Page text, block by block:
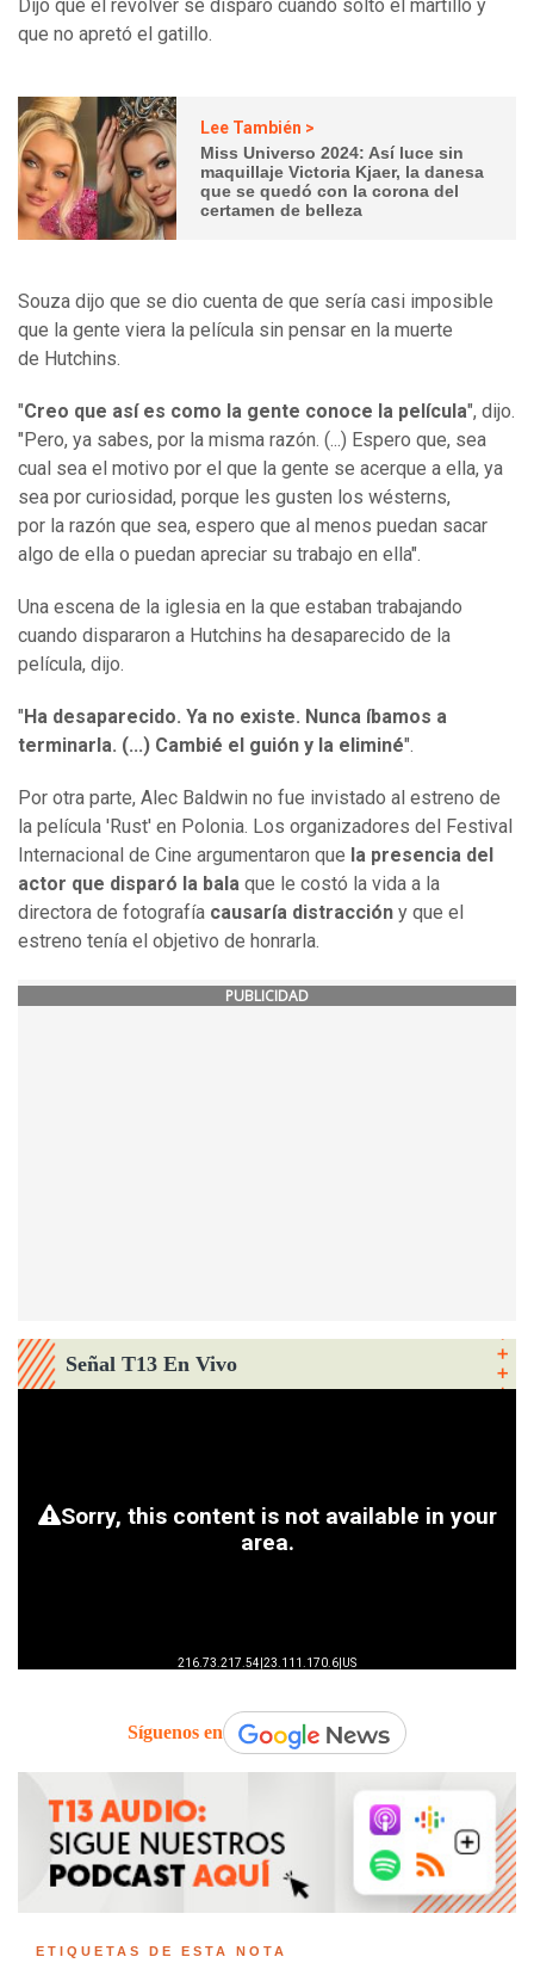
Dijo que el revólver se disparó cuando soltó el martillo y
que no apretó el gatillo.
Lee También >
Miss Universo 2024: Así luce sin
maquillaje Victoria Kjaer, la danesa
que se quedó con la corona del
certamen de belleza
Souza dijo que se dio cuenta de que sería casi imposible
que la gente viera la película sin pensar en la muerte
de Hutchins.
"Creo que así es como la gente conoce la película", dijo.
"Pero, ya sabes, por la misma razón. (...) Espero que, sea
cual sea el motivo por el que la gente se acerque a ella, ya
sea por curiosidad, porque les gusten los wésterns,
por la razón que sea, espero que al menos puedan sacar
algo de ella o puedan apreciar su trabajo en ella".
Una escena de la iglesia en la que estaban trabajando
cuando dispararon a Hutchins ha desaparecido de la
película, dijo.
" Ha desaparecido. Ya no existe. Nunca íbamos a
terminarla. (...) Cambié el guión y la eliminé".
Por otra parte, Alec Baldwin no fue invistado al estreno de
la película 'Rust' en Polonia. Los organizadores del Festival
Internacional de Cine argumentaron que la presencia del
actor que disparó la bala que le costó la vida a la
directora de fotografía causaría distracción y que el
estreno tenía el objetivo de honrarla.
PUBLICIDAD
Señal T13 En Vivo
Síguenos en
ETIQUETAS DE ESTA NOTA